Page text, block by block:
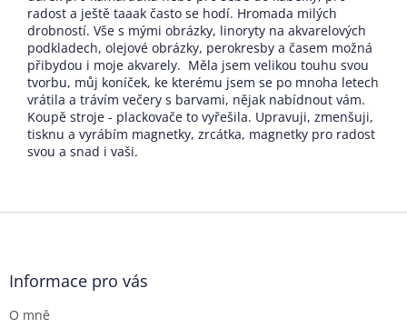
radost a ještě taaak často se hodí. Hromada milých
drobností. Vše s mými obrázky, linoryty na akvarelových
podkladech, olejové obrázky, perokresby a časem možná
přibydou i moje akvarely. Měla jsem velikou touhu svou
tvorbu, můj koníček, ke kterému jsem se po mnoha letech
vrátila a trávím večery s barvami, nějak nabídnout vám.
Koupě stroje - plackovače to vyřešila. Upravuji, zmenšuji,
tisknu a vyrábím magnetky, zrcátka, magnetky pro radost
svou a snad i vaši.
Z
Informace pro vás
O mně